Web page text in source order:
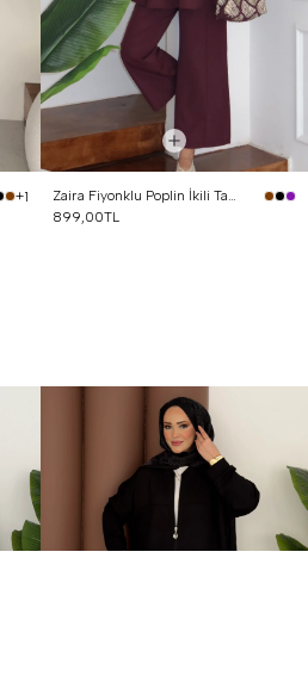
+1
Zaira Fiyonklu Poplin İkili Takım Mürdüm
899,00TL